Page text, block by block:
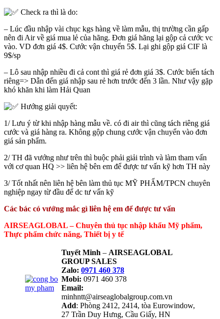
Check ra thì là do:
– Lúc đầu nhập vài chục kgs hàng về làm mẫu, thị trường cần gấp
nên đi Air về giá mua lẻ của hãng. Đơn giá hãng lại gộp cả cước vc
vào. VD đơn giá 4$. Cước vận chuyển 5$. Lại ghi gộp giá CIF là
9$/sp
– Lô sau nhập nhiều đi cả cont thì giá rẻ đơn giá 3$. Cước biển tách
riêng=> Dẫn đến giá nhập sau rẻ hơn trước đến 3 lần. Như vậy gặp
khó khăn khi làm Hải Quan
Hướng giải quyết:
1/ Lưu ý từ khi nhập hàng mẫu về. có đi air thì cũng tách riêng giá
cước và giá hàng ra. Không gộp chung cước vận chuyển vào đơn
giá sản phẩm.
2/ TH đã vướng như trên thì buộc phải giải trình và làm tham vấn
với cơ quan HQ >> liên hệ bên em để được tư vấn kỹ hơn TH này
3/ Tốt nhất nên liên hệ bên làm thủ tục MỸ PHẨM/TPCN chuyên
nghiệp ngay từ đầu để dc tư vấn kỹ
Các bác có vướng mắc gì liên hệ em để được tư vấn
AIRSEAGLOBAL – Chuyên thủ tục nhập khẩu Mỹ phẩm,
Thực phẩm chức năng, Thiết bị y tế
Tuyết Minh – AIRSEAGLOBAL
GROUP SALES
Zalo: 0971 460 378
Mobi: 0971 460 378
Email:
minhntt@airseaglobalgroup.com.vn
Add: Phòng 2412, 2414, tòa Eurowindow,
27 Trần Duy Hưng, Cầu Giấy, HN